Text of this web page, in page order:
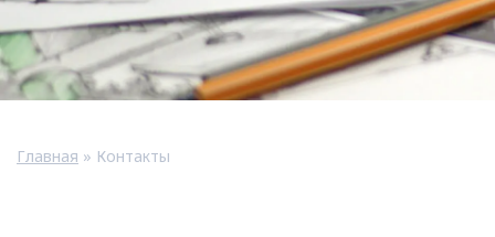
Главная » Контакты